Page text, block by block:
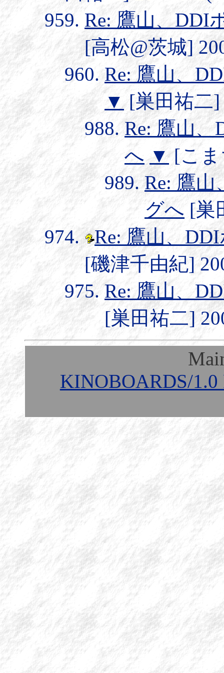
Re: 鷹山、DDI
[高松@茨城]
Re: 鷹山、
▼ [巣田祐二]
Re: 鷹山
へ ▼[こま
Re: 鷹
グへ [巣
Re: 鷹山、
[磯津千由紀]
Re: 鷹山、
[巣田祐二]
KINOBOARDS/1.0